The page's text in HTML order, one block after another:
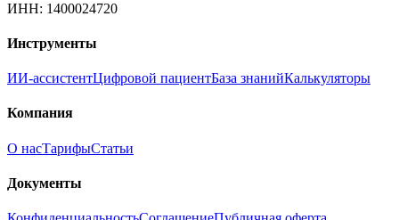
ИНН: 1400024720
Инструменты
ИИ-ассистентЦифровой пациентБаза знанийКалькуляторы
Компания
О насТарифыСтатьи
Документы